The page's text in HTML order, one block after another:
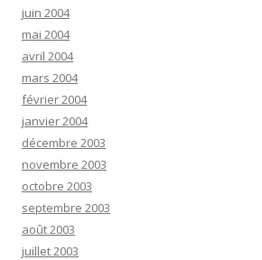
juin 2004
mai 2004
avril 2004
mars 2004
février 2004
janvier 2004
décembre 2003
novembre 2003
octobre 2003
septembre 2003
août 2003
juillet 2003